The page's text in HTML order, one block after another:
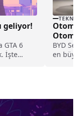
geliyor!
GTA 6
İşte
BYD
en